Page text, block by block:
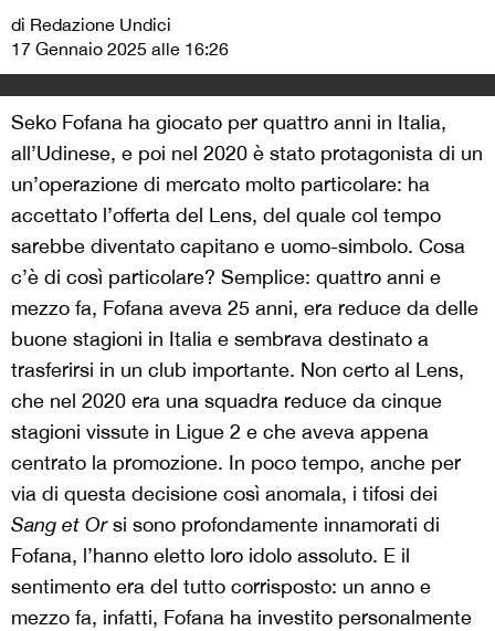
di Redazione Undici
17 Gennaio 2025 alle 16:26
Seko Fofana ha giocato per quattro anni in Italia,
all’Udinese, e poi nel 2020 è stato protagonista di un
un’operazione di mercato molto particolare: ha
accettato l’offerta del Lens, del quale col tempo
sarebbe diventato capitano e uomo-simbolo. Cosa
c’è di così particolare? Semplice: quattro anni e
mezzo fa, Fofana aveva 25 anni, era reduce da delle
buone stagioni in Italia e sembrava destinato a
trasferirsi in un club importante. Non certo al Lens,
che nel 2020 era una squadra reduce da cinque
stagioni vissute in Ligue 2 e che aveva appena
centrato la promozione. In poco tempo, anche per
via di questa decisione così anomala, i tifosi dei
Sang et Orsi sono profondamente innamorati di
Fofana, l’hanno eletto loro idolo assoluto. E il
sentimento era del tutto corrisposto: un anno e
mezzo fa, infatti, Fofana ha investito personalmente